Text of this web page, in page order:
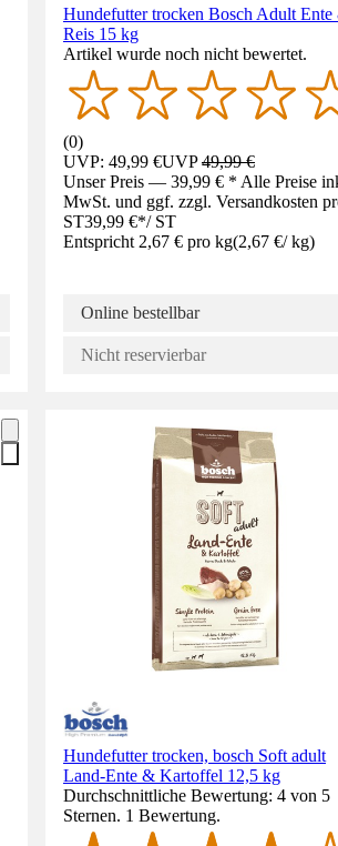
Hundefutter trocken Bosch Adult Ente
Reis 15 kg
Artikel wurde noch nicht bewertet.
(0)
UVP: 49,99 €UVP49,99 €
Unser Preis — 39,99 € * Alle Preise
MwSt. und ggf. zzgl. Versandkosten
ST39,99 €*/ ST
Entspricht 2,67 € pro kg(2,67 €/ kg)
Online bestellbar
Nicht reservierbar
Hundefutter trocken, bosch Soft adult
Land-Ente & Kartoffel 12,5 kg
Durchschnittliche Bewertung: 4 von 5
Sternen. 1 Bewertung.